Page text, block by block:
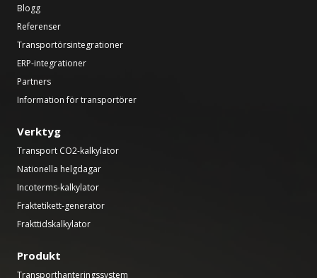
Blogg
Referenser
Transportörsintegrationer
ERP-integrationer
Partners
Information för transportörer
Verktyg
Transport CO2-kalkylator
Nationella helgdagar
Incoterms-kalkylator
Fraktetikett-generator
Frakttidskalkylator
Produkt
Transporthanteringssystem